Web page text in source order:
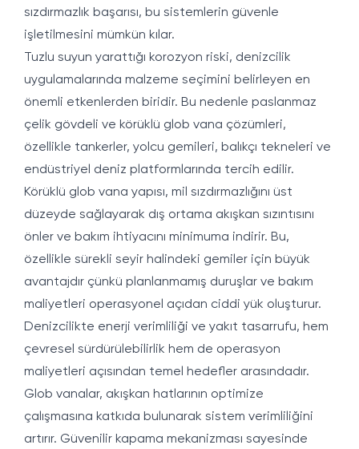
sızdırmazlık başarısı, bu sistemlerin güvenle
işletilmesini mümkün kılar.
Tuzlu suyun yarattığı korozyon riski, denizcilik
uygulamalarında malzeme seçimini belirleyen en
önemli etkenlerden biridir. Bu nedenle paslanmaz
çelik gövdeli ve körüklü glob vana çözümleri,
özellikle tankerler, yolcu gemileri, balıkçı tekneleri ve
endüstriyel deniz platformlarında tercih edilir.
Körüklü glob vana yapısı, mil sızdırmazlığını üst
düzeyde sağlayarak dış ortama akışkan sızıntısını
önler ve bakım ihtiyacını minimuma indirir. Bu,
özellikle sürekli seyir halindeki gemiler için büyük
avantajdır çünkü planlanmamış duruşlar ve bakım
maliyetleri operasyonel açıdan ciddi yük oluşturur.
Denizcilikte enerji verimliliği ve yakıt tasarrufu, hem
çevresel sürdürülebilirlik hem de operasyon
maliyetleri açısından temel hedefler arasındadır.
Glob vanalar, akışkan hatlarının optimize
çalışmasına katkıda bulunarak sistem verimliliğini
artırır. Güvenilir kapama mekanizması sayesinde